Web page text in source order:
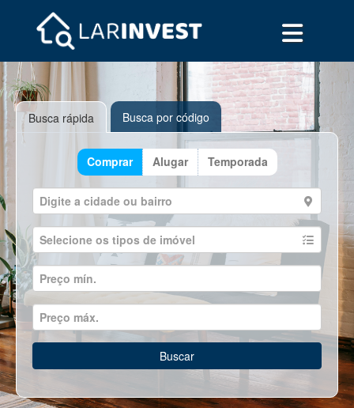
Busca rápida Busca por código
Comprar Alugar Temporada